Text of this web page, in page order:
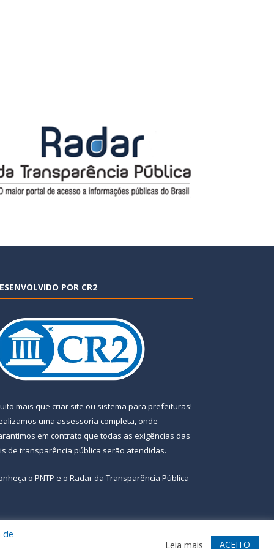
POR CR2
mais que criar site ou sistema para prefeituras!
uma assessoria completa, onde
em contrato que todas as exigências das
de transparência pública serão atendidas.
o PNTP e o Radar da Transparência Pública
Acessar Webmail
de
Leia mais ACEITO